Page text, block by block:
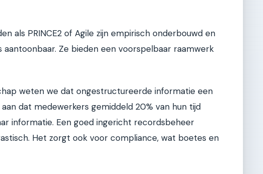
als PRINCE2 of Agile zijn empirisch onderbouwd en
Ze bieden een voorspelbaar raamwerk
weten we dat ongestructureerde informatie een
dat medewerkers gemiddeld 20% van hun tijd
informatie. Een goed ingericht recordsbeheer
Het zorgt ook voor compliance, wat boetes en